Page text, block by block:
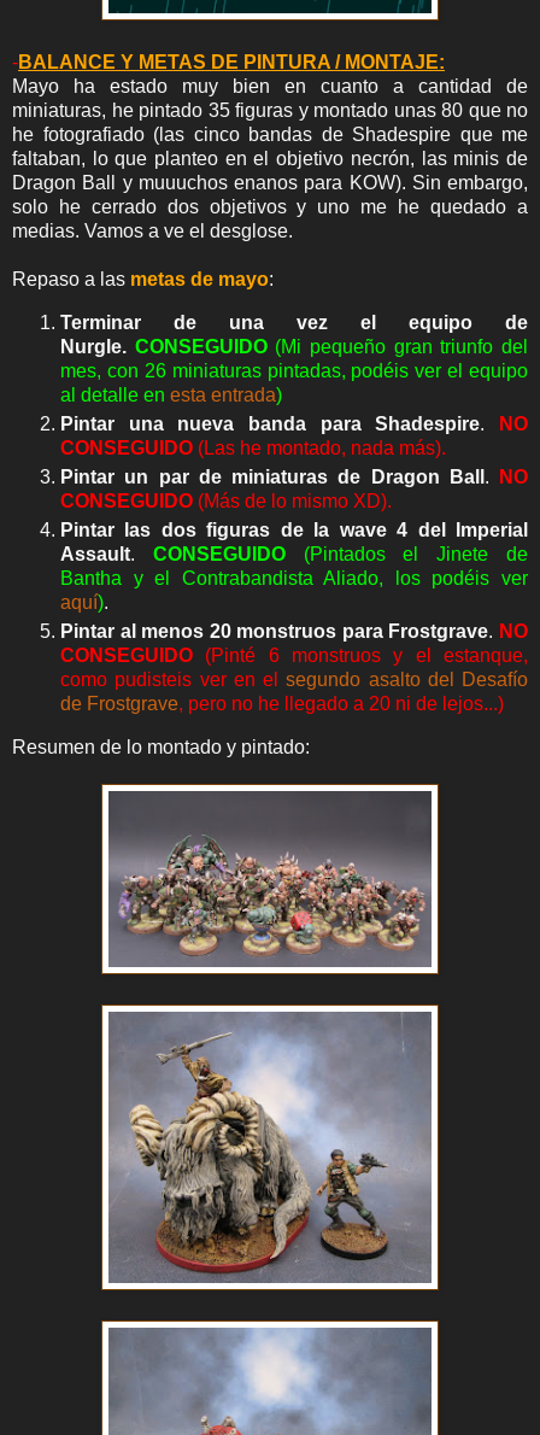
-BALANCE Y METAS DE PINTURA / MONTAJE:
Mayo ha estado muy bien en cuanto a cantidad de
miniaturas, he pintado 35 figuras y montado unas 80 que no
he fotografiado (las cinco bandas de Shadespire que me
faltaban, lo que planteo en el objetivo necrón, las minis de
Dragon Ball y muuuchos enanos para KOW). Sin embargo,
solo he cerrado dos objetivos y uno me he quedado a
medias. Vamos a ve el desglose.
Repaso a las metas de mayo:
Terminar de una vez el equipo de
Nurgle. CONSEGUIDO(Mi pequeño gran triunfo del
mes, con 26 miniaturas pintadas, podéis ver el equipo
al detalle en esta entrada)
Pintar una nueva banda para Shadespire.
NO
CONSEGUIDO (Las he montado, nada más).
Pintar un par de miniaturas de Dragon Ball .
NO
CONSEGUIDO (Más de lo mismo XD).
Pintar las dos figuras de la wave 4 del Imperial
Assault. CONSEGUIDO(Pintados el Jinete de
Bantha y el Contrabandista Aliado, los podéis ver
aquí).
Pintar al menos 20 monstruos para Frostgrave. NO
CONSEGUIDO (Pinté 6 monstruos y el estanque,
como pudisteis ver en elsegundo asalto del Desafío
de Frostgrave, pero no he llegado a 20 ni de lejos...)
Resumen de lo montado y pintado: